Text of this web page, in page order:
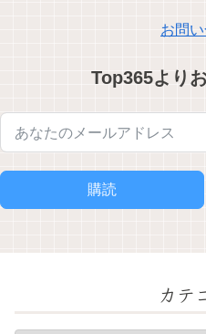
お問
Top365より
購読
カテ